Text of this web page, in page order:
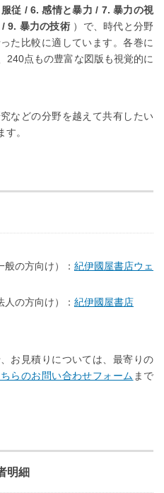
従 / 6.感情と暴力 / 7.暴力の視
/ 9. 暴力の技術）で、時代と分野
た比較に適しています。各巻に
240点もの豊富な図版も視覚的に
などの分野を越えて共有したい
。
の方向け）： 紀伊國屋書店ウェ
の方向け）： 紀伊國屋書店
お見積りについては、最寄りの
ちらのお問い合わせフォーム まで
明細